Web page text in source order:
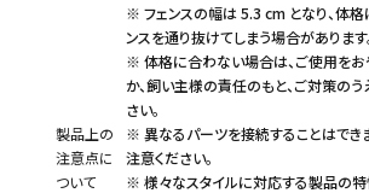
製品上の
注意点に
ついて
※ フェンスの幅は 5.3 cm となり、体格
ンスを通り抜けてしまう場合があります
※ 体格に合わない場合は、ご使用をお
か、飼い主様の責任のもと、ご対策のう
さい。
※ 異なるパーツを接続することはでき
注意ください。
※ 様々なスタイルに対応する製品の特